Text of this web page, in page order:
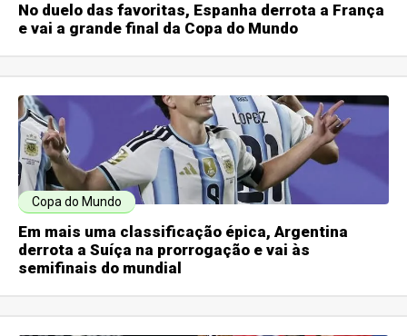
No duelo das favoritas, Espanha derrota a França
e vai a grande final da Copa do Mundo
Copa do Mundo
Em mais uma classificação épica, Argentina
derrota a Suíça na prorrogação e vai às
semifinais do mundial